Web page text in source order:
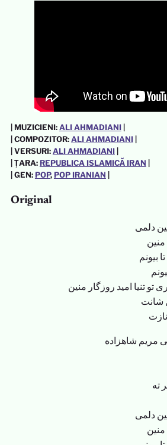
| MUZICIENI:ALI AHMADIANI|
| COMPOZITOR:ALI AHMADIANI|
| VERSURI:ALI AHMADIANI|
| ȚARA: REPUBLICA ISLAMICĂ IRAN
| GEN: POP, POP IRANIAN
Original
دلمی
بیونم
تو تنیا امید روزگار منین
شانت
مریم شاهزاده
ته
دلمی